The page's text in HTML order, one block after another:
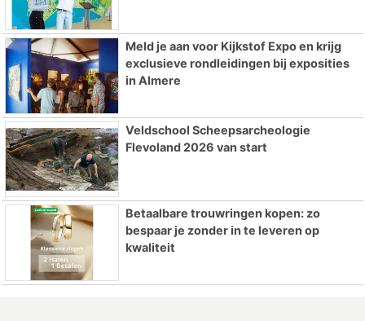
Meld je aan voor Kijkstof Expo en krijg
exclusieve rondleidingen bij exposities
in Almere
Veldschool Scheepsarcheologie
Flevoland 2026 van start
Betaalbare trouwringen kopen: zo
bespaar je zonder in te leveren op
kwaliteit